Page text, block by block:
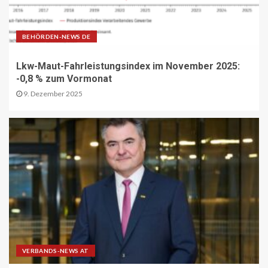
13
14
Sonderbriefmarke würdigt
„Stolpersteine“-Initiative zum
Gedenken an NS-Opfer
15
STRASSEN-NEWS CH
A9 Südumfahrung Visp: Sperrung
Eyholztunnel in Fahrtrichtung Brig
BEHÖRDEN-NEWS DE
Lkw-Maut-Fahrleistungsindex im November 2025:
-0,8 % zum Vormonat
9. Dezember 2025
VERBANDS-NEWS AT